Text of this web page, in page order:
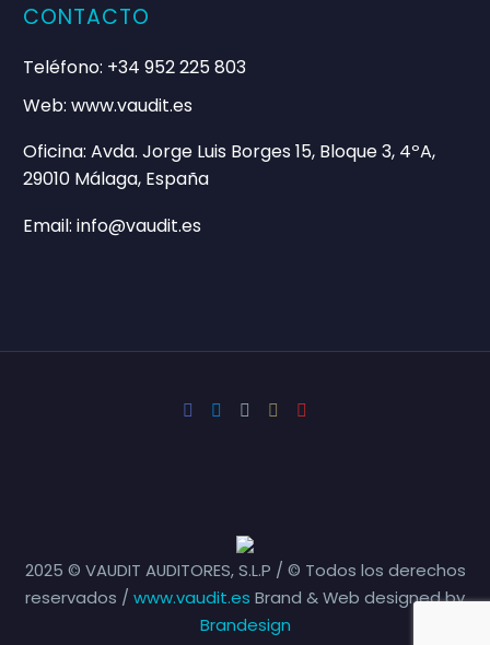
CONTACTO
Teléfono: +34 952 225 803
Web: www.vaudit.es
Oficina: Avda. Jorge Luis Borges 15, Bloque 3, 4ºA,
29010 Málaga, España
Email: info@vaudit.es
2025 © VAUDIT AUDITORES, S.L.P / © Todos los derechos
reservados / www.vaudit.es Brand & Web designed by
Brandesign